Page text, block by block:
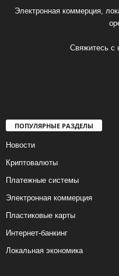
Электронная коммерция,
Свяжитесь с
ПОПУЛЯРНЫЕ РАЗДЕЛЫ
Новости
Криптовалюты
Платежные системы
Электронная коммерция
Пластиковые карты
Интернет-банкинг
Локальная экономика